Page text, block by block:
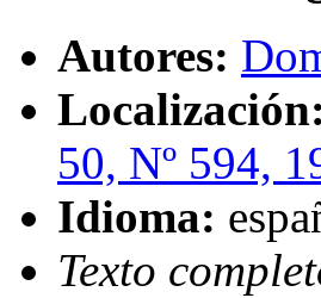
Autores:
Localización:
50, Nº 594,
Idioma:
Texto